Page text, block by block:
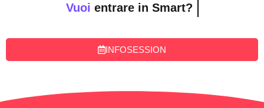
Vuoi entrare in Smart?
INFOSESSION